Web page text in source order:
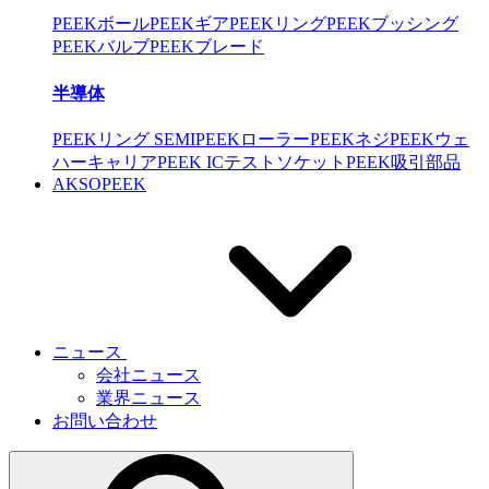
PEEKボールPEEKギアPEEKリングPEEKブッシング
PEEKバルブPEEKブレード
半導体
PEEKリング SEMIPEEKローラーPEEKネジPEEKウェ
ハーキャリアPEEK ICテストソケット PEEK吸引部品
AKSOPEEK
ニュース
会社ニュース
業界ニュース
お問い合わせ